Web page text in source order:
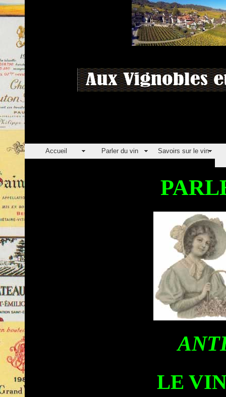
Accueil Parler du vin Savoirs sur le vin
LE